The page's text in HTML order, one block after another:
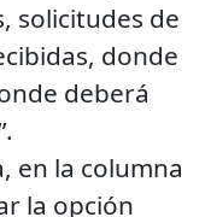
solicitudes de
donde
deberá
en la columna
la opción